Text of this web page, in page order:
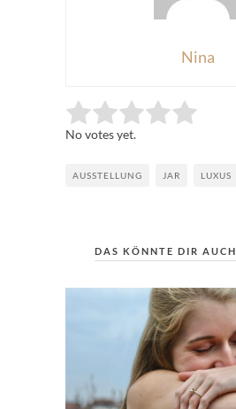
Nina
Rate this item: Submit
No votes yet.
AUSSTELLUNG JAR LUXUS
DAS KÖNNTE DIR